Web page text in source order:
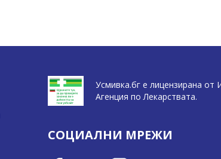
Усмивка.бг е лицензирана от
Агенция по Лекарствата.
СОЦИАЛНИ МРЕЖИ